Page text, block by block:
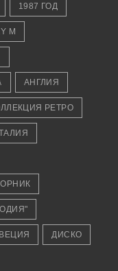
1987 ГОД
M
АНГЛИЯ
РЕТРО
ДИСКО